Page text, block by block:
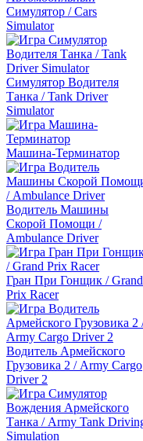
Симулятор / Cars
Simulator
Симулятор Водителя
Танка / Tank Driver
Simulator
Машина-Терминатор
Водитель Машины
Скорой Помощи /
Ambulance Driver
Гран При Гонщик / Grand
Prix Racer
Водитель Армейского
Грузовика 2 / Army Cargo
Driver 2